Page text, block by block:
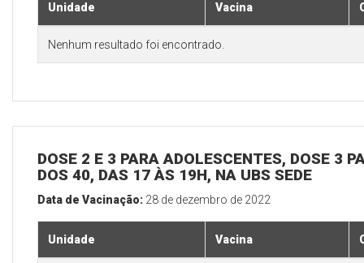
Unidade Vacina
Nenhum resultado foi encontrado.
DOSE 2 E 3 PARA ADOLESCENTES, DOSE 3
DOS 40, DAS 17 ÀS 19H, NA UBS SEDE
Data de Vacinação: 28 de dezembro de 2022
Unidade Vacina